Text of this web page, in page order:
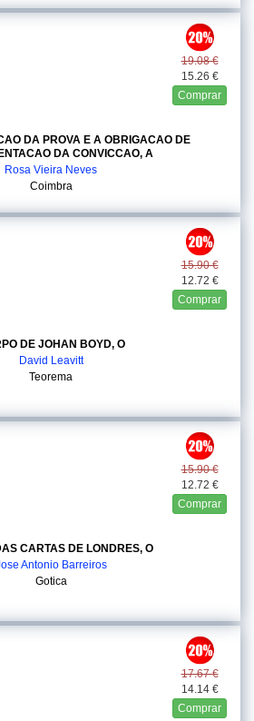
19.08 €
15.26 €
Comprar
DA PROVA E A OBRIGACAO DE
DA CONVICCAO, A
Rosa Vieira Neves
Coimbra
15.90 €
12.72 €
Comprar
DE JOHAN BOYD, O
David Leavitt
Teorema
15.90 €
12.72 €
Comprar
CARTAS DE LONDRES, O
Antonio Barreiros
Gotica
17.67 €
14.14 €
Comprar